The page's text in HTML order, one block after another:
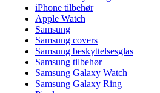
iPhone tilbehør
Apple Watch
Samsung
Samsung covers
Samsung beskyttelsesglas
Samsung tilbehør
Samsung Galaxy Watch
Samsung Galaxy Ring